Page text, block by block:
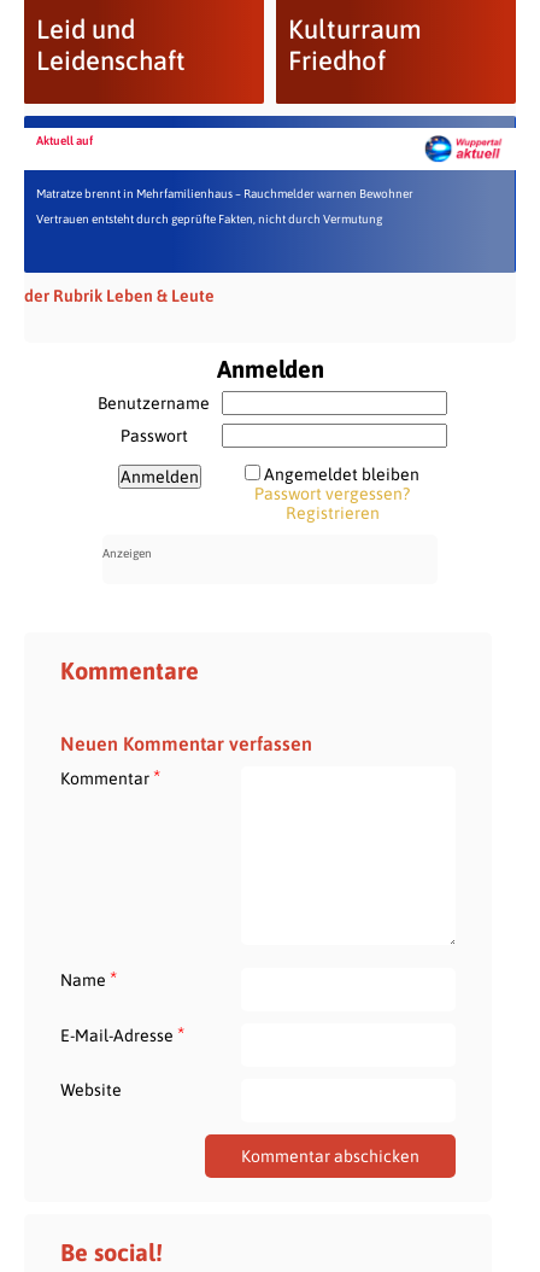
Leid und
Leidenschaft
Kulturraum
Friedhof
Aktuell auf
Matratze brennt in Mehrfamilienhaus – Rauchmelder warnen Bewohner
Vertrauen entsteht durch geprüfte Fakten, nicht durch Vermutung
der Rubrik Leben & Leute
Anmelden
Benutzername
Passwort
Angemeldet bleiben
Passwort vergessen?
Registrieren
Kommentare
Neuen Kommentar verfassen
Kommentar*
Name *
E-Mail-Adresse *
Website
Be social!